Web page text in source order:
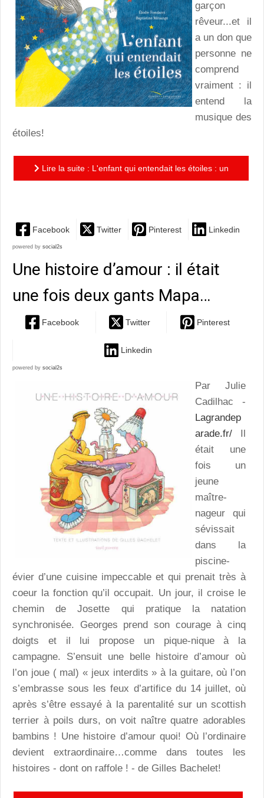
garçon
rêveur...et il
a un don que
personne ne
comprend
vraiment : il
entend la
musique des
étoiles!
Lire la suite : L'enfant qui entendait les étoiles : un
Facebook Twitter Pinterest Linkedin
powered by social2s
Une histoire d’amour : il était
une fois deux gants Mapa…
Facebook Twitter Pinterest
Linkedin
powered by social2s
Par Julie
Cadilhac -
Lagrandep
arade.fr/ Il
était une
fois un
jeune
maître-
nageur qui
sévissait
dans la
piscine-
évier d’une cuisine impeccable et qui prenait très à
coeur la fonction qu’il occupait. Un jour, il croise le
chemin de Josette qui pratique la natation
synchronisée. Georges prend son courage à cinq
doigts et il lui propose un pique-nique à la
campagne. S’ensuit une belle histoire d’amour où
l’on joue ( mal) « jeux interdits » à la guitare, où l’on
s’embrasse sous les feux d’artifice du 14 juillet, où
après s’être essayé à la parentalité sur un scottish
terrier à poils durs, on voit naître quatre adorables
bambins ! Une histoire d’amour quoi! Où l’ordinaire
devient extraordinaire…comme dans toutes les
histoires - dont on raffole ! - de Gilles Bachelet!